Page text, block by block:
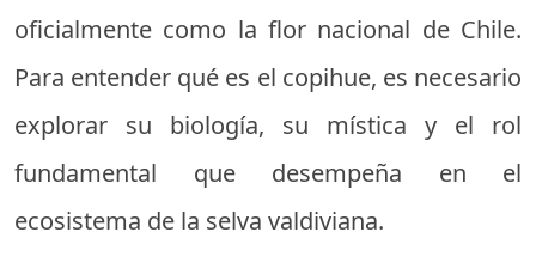
oficialmente como la flor nacional de Chile.
Para entender qué es el copihue, es necesario
explorar su biología, su mística y el rol
fundamental que desempeña en el
ecosistema de la selva valdiviana.